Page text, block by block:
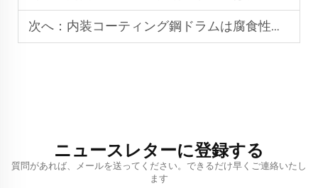
次へ： 内装コーティング鋼ドラムは腐食性製品の保存期間をどのように延長できるのか？
ニュースレターに登録する
質問があれば、メールを送ってください。できるだけ早くご連絡いたし
ます